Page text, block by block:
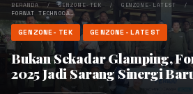
BERANDA /GENZONE-TEK / GENZONE-LATEST
FORWAT TECHNOCA…
GENZONE-TEK GENZONE-LATEST
Bukan Sekadar Glamping,
2025 Jadi Sarang Sinergi